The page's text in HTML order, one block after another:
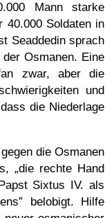
Mann starke
40.000 Soldaten in
Seaddedin sprach
Osmanen. Eine
zwar, aber die
und
die Niederlage
die Osmanen
die rechte Hand
Sixtus IV. als
belobigt. Hilfe